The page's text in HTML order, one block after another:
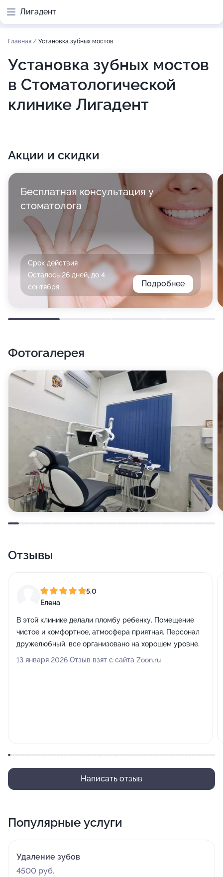
Лигадент
Главная / Установка зубных мостов
Установка зубных мостов
в Стоматологической
клинике Лигадент
Акции и скидки
Бесплатная консультация у
стоматолога
Срок действия
Осталось 26 дней, до 4
сентября
Подробнее
Фотогалерея
Отзывы
5,0
Елена
В этой клинике делали пломбу ребенку. Помещение
чистое и комфортное, атмосфера приятная. Персонал
дружелюбный, все организовано на хорошем уровне.
13 января 2026 Отзыв взят с сайта Zoon.ru
Написать отзыв
Популярные услуги
Удаление зубов
4500 руб.